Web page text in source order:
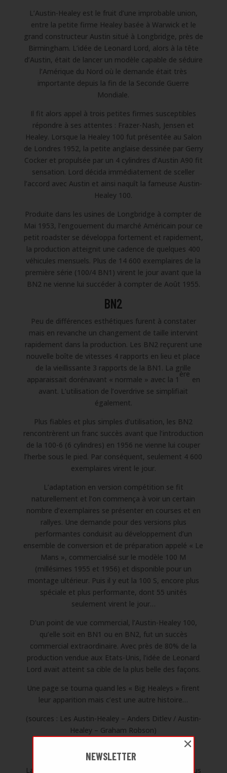
L’Austin-Healey est le fruit d’une improbable union,
entre la petite firme Healey basée à Warwick et le
grand constructeur Austin situé à Longbridge, près de
Birmingham. L’idée de Leonard Lord, alors à la tête
d’Austin, était de lancer un modèle capable de séduire
l’Amérique du Nord où le demande était très
importante depuis la fin de la Seconde Guerre
Mondiale.
Il fit alors appel à trois petites firmes susceptibles
répondre à ses attentes : Frazer-Nash, Jensen et
Healey. Lorsque la Healey 100 fut présentée au Salon
de Londres 1952, la petite anglaise dessinée par Gerry
Cocker et propulsée par un 4 cylindres d’Austin A90 fit
sensation. Lord décida immédiatement de sceller
l’accord avec Austin et ainsi naquît la fameuse Austin-
Healey 100.
Produite dans les usines de Longbridge à compter de
Mai 1953, l’engouement du marché Américain pour ce
petit roadster se développa fortement et rapidement,
la production atteignit une cadence de quelques 400
véhicules mensuels. Plus de 14 600 exemplaires de la
première série (100/4 BN1) virent le jour avant que la
BN2 ne vienne lui succéder à compter de Août 1955.
BN2
Peu de différences esthétiques furent à constater
mais en revanche un changement de taille intervint
rapidement dans la production. Les BN2 reçurent une
nouvelle boîte de vitesses 4 rapports en lieu et place
de la vieillissante 3 rapports de la BN1. La grille
apparaissait dorénavant « normale » avec la 1
ère
en
avant. L’utilisation de l’overdrive se simplifiait
également.
Plus fiables et plus simples d’utilisation, les BN2
rencontrèrent un franc succès avant que l’introduction
de la 100-6 (6 cylindres) en 1956 ne vienne lui couper
l’herbe sous le pied. Par conséquent, seulement 4 600
exemplaires virent le jour.
L’adaptation en version compétition se fit
naturellement et l’on commença à voir un certain
nombre d’exemplaires se présenter en courses et en
rallyes. Une demande pour des versions plus
performantes conduisit au développement d’un
ensemble de conversion et de préparation appelé « Le
Mans », commercialisé sur le modèle 100 M
(millésimes 1955 et 1956) et disponible pour un
montage ultérieur. Puis il y eut la 100 S, encore plus
spéciale et plus performante, dont 55 unités
seulement virent le jour…
D’un point de vue commercial, l’Austin-Healey 100,
qu’elle soit en BN1 ou en BN2, fut un succès
commercial extraordinaire. Avec près de 80% de la
production vendue aux Etats-Unis, l’idée de Leonard
Lord avait atteint sa cible de la plus belle des façons.
Une page se tourna quand les « Big Healeys » firent
leur apparition mais c’est une autre histoire…
(sources : Les Austin-Healey – Anders Ditlev / Austin-
Healey – Graham Robson)
La somptueuse que nous
NEWSLETTER